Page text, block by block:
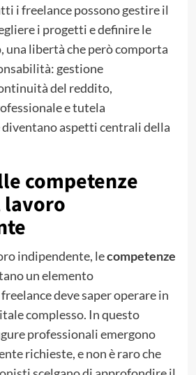
i freelance possono gestire il
i progetti e definire le
una libertà che però comporta
gestione
del reddito,
e tutela
diventano aspetti centrali della
competenze
indipendente, lecompetenze
un elemento
deve saper operare in
complesso. In questo
professionali emergono
richieste, e non è raro che